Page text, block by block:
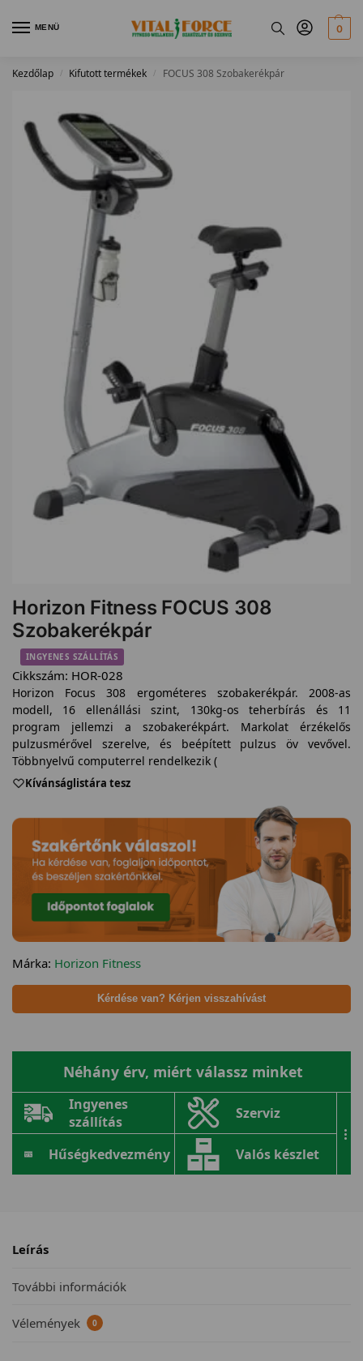
MENÜ 0
Kezdőlap / Kifutott termékek / FOCUS 308 Szobakerékpár
Horizon Fitness FOCUS 308
Szobakerékpár
INGYENES SZÁLLÍTÁS
Cikkszám: HOR-028
Horizon Focus 308 ergométeres szobakerékpár. 2008-as
modell, 16 ellenállási szint, 130kg-os teherbírás és 11
program jellemzi a szobakerékpárt. Markolat érzékelős
pulzusmérővel szerelve, és beépített pulzus öv vevővel.
Többnyelvű computerrel rendelkezik (
Kívánságlistára tesz
Márka: Horizon Fitness
Kérdése van? Kérjen visszahívást
Néhány érv, miért válassz minket
Ingyenes
szállítás
Szerviz
Hűségkedvezmény Valós készlet
...
Leírás
További információk
Vélemények 0